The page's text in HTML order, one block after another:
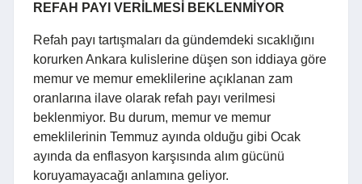
REFAH PAYI VERİLMESİ BEKLENMİYOR
Refah payı tartışmaları da gündemdeki sıcaklığını
korurken Ankara kulislerine düşen son iddiaya göre
memur ve memur emeklilerine açıklanan zam
oranlarına ilave olarak refah payı verilmesi
beklenmiyor. Bu durum, memur ve memur
emeklilerinin Temmuz ayında olduğu gibi Ocak
ayında da enflasyon karşısında alım gücünü
koruyamayacağı anlamına geliyor.